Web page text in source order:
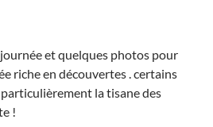
et quelques photos pour
riche en découvertes . certains
la tisane des
!